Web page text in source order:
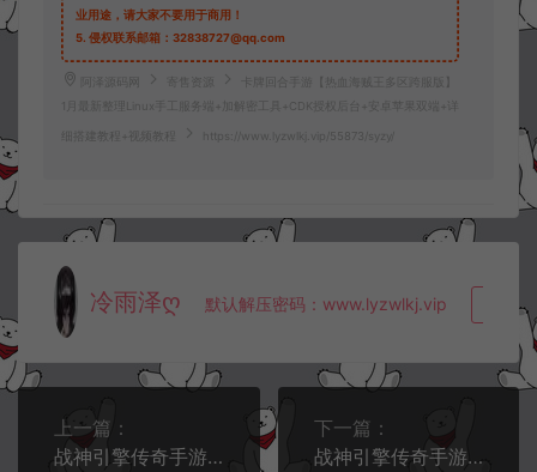
业用途，请大家不要用于商用！
5. 侵权联系邮箱：32838727@qq.com
阿泽源码网 寄售资源
卡牌回合手游【热血海贼王多区跨服版】
1月最新整理Linux手工服务端+加解密工具+CDK授权后台+安卓苹果双端+详
细搭建教程+视频教程 https://www.lyzwlkj.vip/55873/syzy/
冷雨泽ღ 默认解压密码：www.lyzwlkj.vip 复
上一篇：
战神引擎传奇手游【1.80新UI战天传奇二大陆[白猪3.1]】1月最新整理Win一键服务端+GM授权后台+安卓苹果双端+详细搭建教程+视频教程
下一篇：
战神引擎传奇手游【1.76经典烈战时装版[摸摸登录器]】1月最新整理Win一键服务端+GM充值后台+安卓苹果双端+详细搭建教程+视频教程